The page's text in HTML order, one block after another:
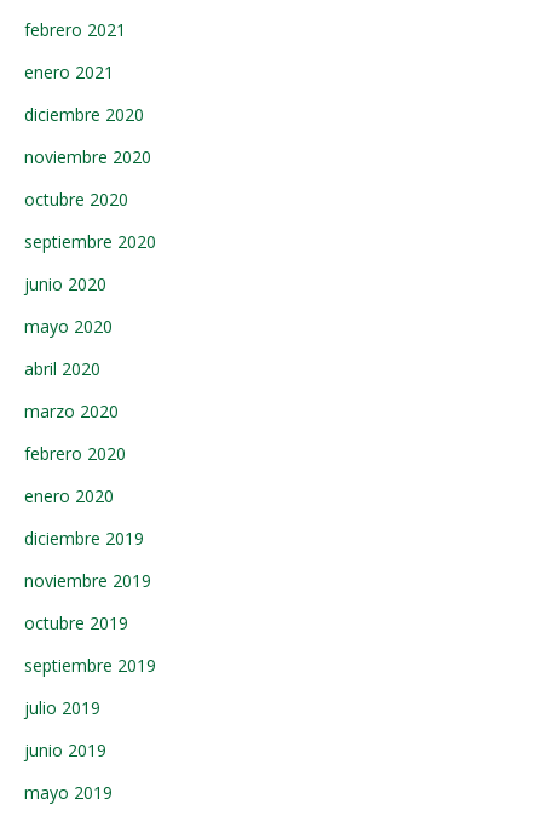
febrero 2021
enero 2021
diciembre 2020
noviembre 2020
octubre 2020
septiembre 2020
junio 2020
mayo 2020
abril 2020
marzo 2020
febrero 2020
enero 2020
diciembre 2019
noviembre 2019
octubre 2019
septiembre 2019
julio 2019
junio 2019
mayo 2019